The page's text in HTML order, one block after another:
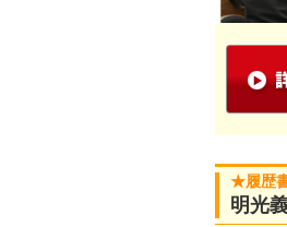
★履歴
明光